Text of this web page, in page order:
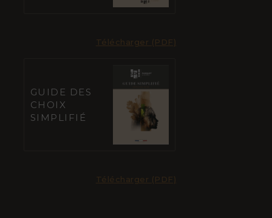
Télécharger (PDF)
GUIDE DES
CHOIX
SIMPLIFIÉ
Télécharger (PDF)